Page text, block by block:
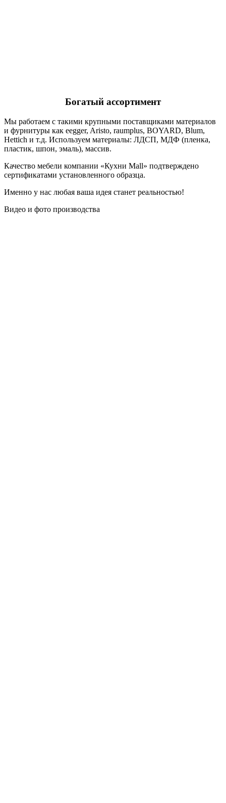
Богатый ассортимент
Мы работаем с такими крупными поставщиками материалов
и фурнитуры как eegger, Aristo, raumplus, BOYARD, Blum,
Hettich и т.д. Используем материалы: ЛДСП, МДФ (пленка,
пластик, шпон, эмаль), массив.
Качество мебели компании «Кухни Mall» подтверждено
сертификатами установленного образца.
Именно у нас любая ваша идея станет реальностью!
Видео и фото производства